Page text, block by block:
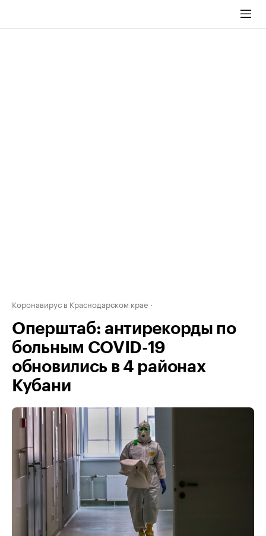
Коронавирус в Краснодарском крае
Оперштаб: антирекорды по
больным COVID-19
обновились в 4 районах
Кубани